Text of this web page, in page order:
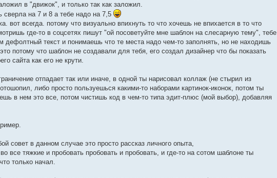
в "движок", и только так как заложил.
сверла на 7 и 8 а тебе надо на 7,5
вот всегда. потому что визуально впихнуть то что хочешь не впихается в то что
где-то в соцсетях пишут "ой посоветуйте мне шаблон на слесарную тему", тебе
текст и понимаешь что те места надо чем-то заполнять, но не находишь
потому что шаблон не создавали для тебя, его создал дизайнер что бы показать
сайта как его не крути.
отпадает так или иначе, в одной ты нарисовал коллаж (не стырил из
либо просто пользуешься какими-то наборами картинок-иконок, потом ты
в нем это все, потом чистишь код в чем-то типа эдит-плюс (мой выбор), добавляя
совет в данном случае это просто рассказ личного опыта,
все тяжкие и пробовать пробовать и пробовать, и где-то на сотом шаблоне ты
только начал.